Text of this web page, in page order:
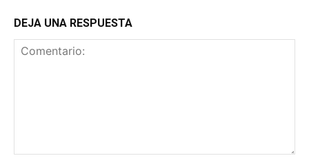
DEJA UNA RESPUESTA